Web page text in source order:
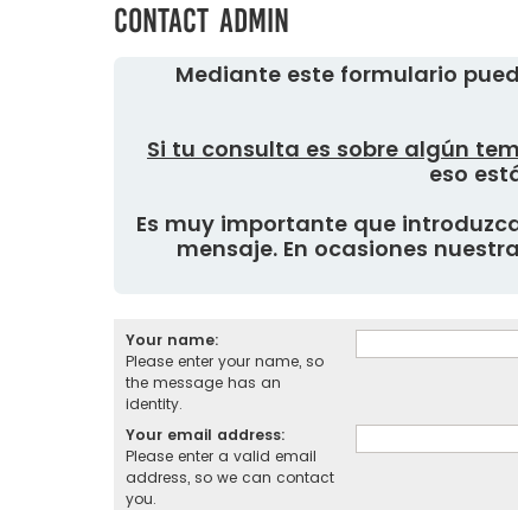
Contact Admin
Mediante este formulario
Si tu consulta es sobre algún
eso
Es muy importante que
mensaje. En ocasiones
Your name:
Please enter your name, so
the message has an
identity.
Your email address:
Please enter a valid email
address, so we can contact
you.